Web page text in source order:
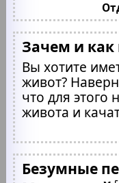
Зачем и как
Вы хотите
живот?
что для
живота и
Безумные